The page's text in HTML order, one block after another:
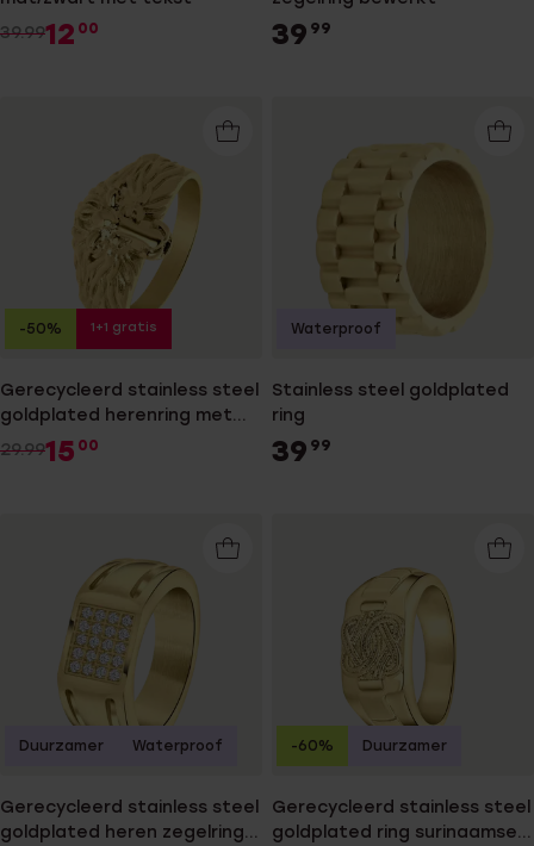
39.9912 00 39 99
Gerecycleerd stainless steel
goldplated herenring met
leeuwenkop
29.9915 00
-50% 1+1 gratis
Stainless steel goldplated
ring
39 99
Waterproof
Gerecycleerd stainless steel
goldplated heren zegelring
Duurzamer Waterproof
Gerecycleerd stainless steel
goldplated ring surinaamse
-60% Duurzamer